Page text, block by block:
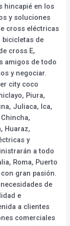
hincapié en los
y soluciones
cross eléctricas
bicicletas de
cross E,
amigos de todo
y negociar.
city coco
Piura,
Juliaca, Ica,
Huaraz,
y
a todo
Roma, Puerto
gran pasión.
de
e
a clientes
comerciales